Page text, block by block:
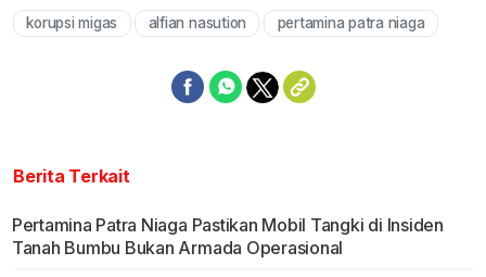
Mute
korupsi migas alfian nasution pertamina patra niaga
Berita Terkait
Pertamina Patra Niaga Pastikan Mobil Tangki di Insiden
Tanah Bumbu Bukan Armada Operasional